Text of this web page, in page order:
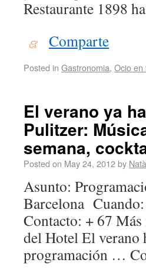
Restaurante 1898
Comparte
Posted in Gastronomia, Ocio en
El verano ya
Pulitzer:
semana,
Posted on May 24, 2012by
Asunto:
Barcelona
Contacto: + 67
del Hotel El verano
programación …